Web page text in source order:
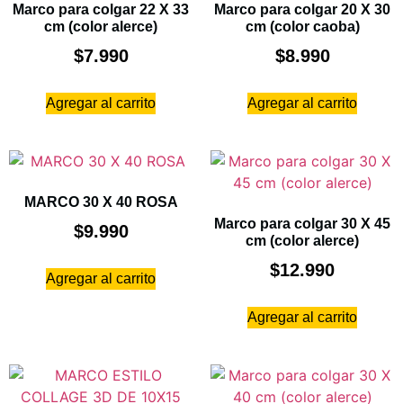
Marco para colgar 22 X 33
cm (color alerce)
$7.990
Agregar al carrito
Marco para colgar 20 X 30
cm (color caoba)
$8.990
Agregar al carrito
MARCO 30 X 40 ROSA
$9.990
Agregar al carrito
Marco para colgar 30 X 45
cm (color alerce)
$12.990
Agregar al carrito